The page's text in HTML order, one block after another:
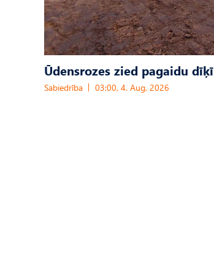
Ūdensrozes zied pagaidu dīķī
Sabiedrība 03:00, 4. Aug, 2026